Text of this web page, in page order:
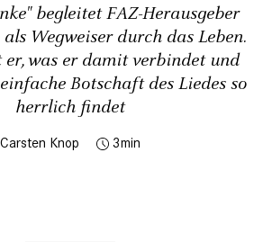
begleitet FAZ-Herausgeber
Wegweiser durch das Leben.
was er damit verbindet und
Botschaft des Liedes so
herrlich findet
Carsten Knop 3